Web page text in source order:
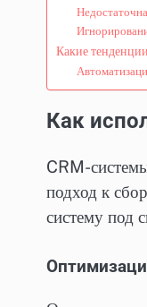
Какие
Как
CRM-
подход к
систему под